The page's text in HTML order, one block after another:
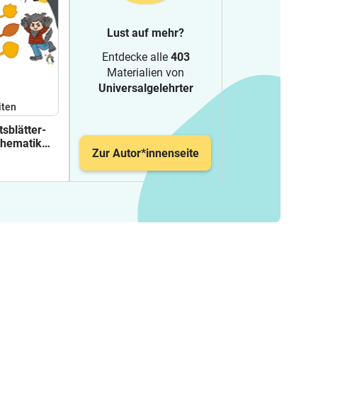
Lust auf mehr?
Entdecke alle 403
Materialien von
Universalgelehrter
Zur Autor*innenseite